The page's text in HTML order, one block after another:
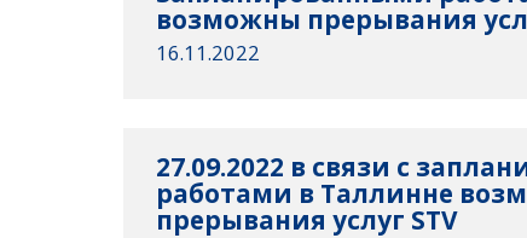
возможны прерывания
16.11.2022
27.09.2022 в связи с
работами в Таллинне
прерывания услуг STV